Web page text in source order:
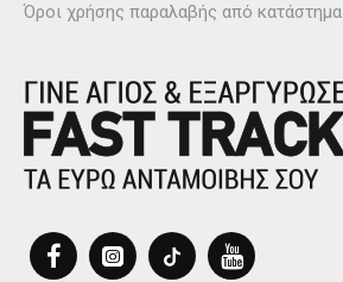
Όροι χρήσης παραλαβής από κατάστημα